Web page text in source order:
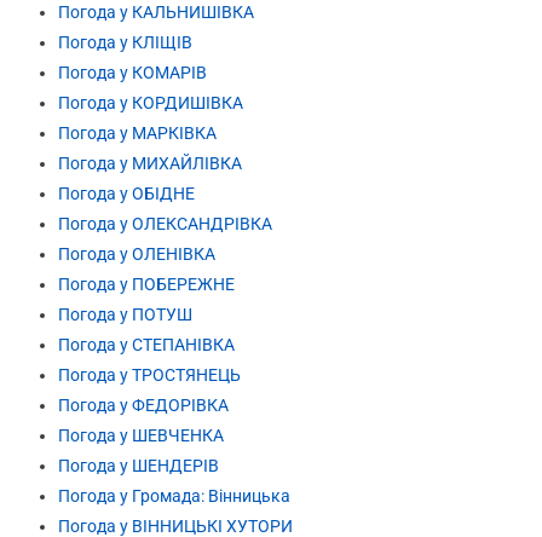
Погода у КАЛЬНИШІВКА
Погода у КЛІЩІВ
Погода у КОМАРІВ
Погода у КОРДИШІВКА
Погода у МАРКІВКА
Погода у МИХАЙЛІВКА
Погода у ОБІДНЕ
Погода у ОЛЕКСАНДРІВКА
Погода у ОЛЕНІВКА
Погода у ПОБЕРЕЖНЕ
Погода у ПОТУШ
Погода у СТЕПАНІВКА
Погода у ТРОСТЯНЕЦЬ
Погода у ФЕДОРІВКА
Погода у ШЕВЧЕНКА
Погода у ШЕНДЕРІВ
Погода у Громада: Вінницька
Погода у ВІННИЦЬКІ ХУТОРИ